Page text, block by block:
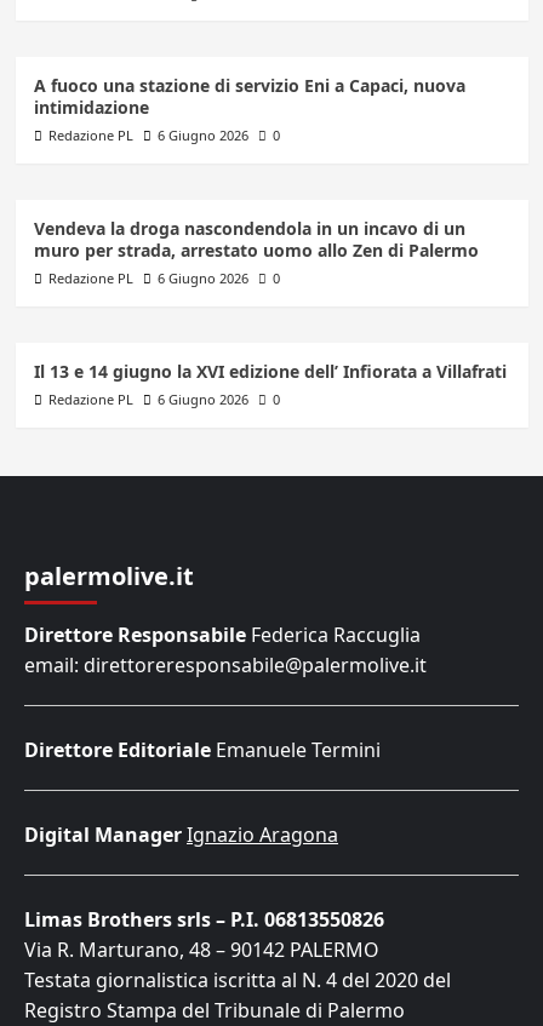
A fuoco una stazione di servizio Eni a Capaci, nuova
intimidazione
Redazione PL 6 Giugno 2026 0
Vendeva la droga nascondendola in un incavo di un
muro per strada, arrestato uomo allo Zen di Palermo
Redazione PL 6 Giugno 2026 0
Il 13 e 14 giugno la XVI edizione dell’ Infiorata a Villafrati
Redazione PL 6 Giugno 2026 0
palermolive.it
Direttore Responsabile Federica Raccuglia
email: direttoreresponsabile@palermolive.it
Direttore Editoriale Emanuele Termini
Digital ManagerIgnazio Aragona
Limas Brothers srls – P.I. 06813550826
Via R. Marturano, 48 – 90142 PALERMO
Testata giornalistica iscritta al N. 4 del 2020 del
Registro Stampa del Tribunale di Palermo